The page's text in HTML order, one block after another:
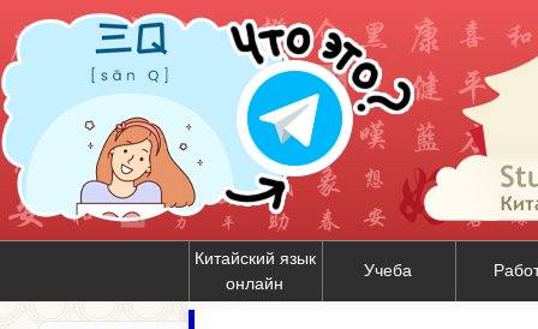
Китайский язык
онлайн
Учеба